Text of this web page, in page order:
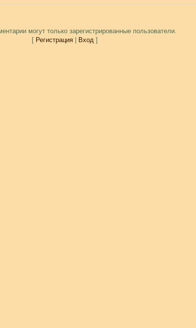
могут только зарегистрированные пользователи.
[ Регистрация| Вход]